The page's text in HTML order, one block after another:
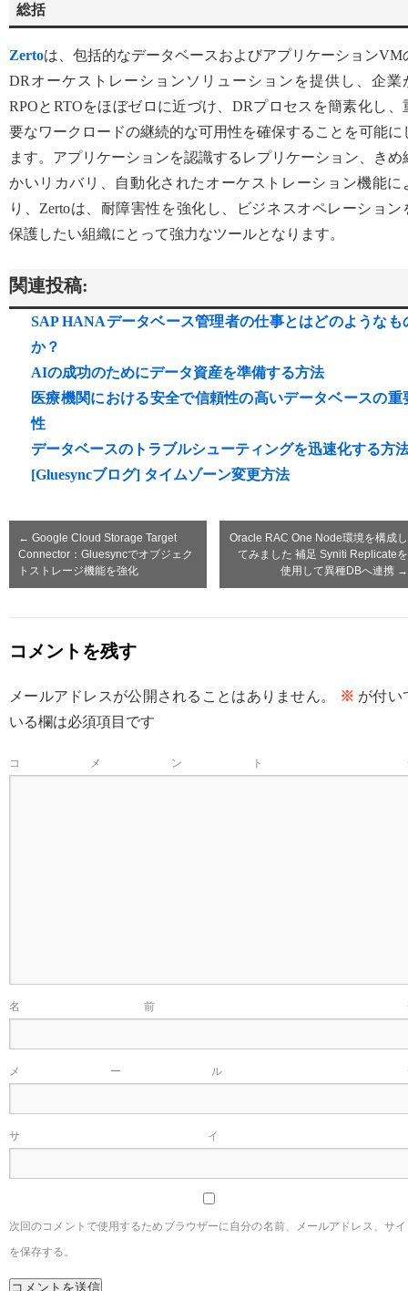
総括
Zertoは、包括的なデータベースおよびアプリケーションVM
DRオーケストレーションソリューションを提供し、企業
RPOとRTOをほぼゼロに近づけ、DRプロセスを簡素化し、
要なワークロードの継続的な可用性を確保することを可能に
ます。アプリケーションを認識するレプリケーション、きめ
かいリカバリ、自動化されたオーケストレーション機能に
り、Zertoは、耐障害性を強化し、ビジネスオペレーション
保護したい組織にとって強力なツールとなります。
関連投稿:
SAP HANAデータベース管理者の仕事とはどのようなも
か？
AIの成功のためにデータ資産を準備する方法
医療機関における安全で信頼性の高いデータベースの重
性
データベースのトラブルシューティングを迅速化する方
[Gluesyncブログ] タイムゾーン変更方法
← Google Cloud Storage Target
Connector：Gluesyncでオブジェク
トストレージ機能を強化
Oracle RAC One Node環境を構成し
てみました 補足 Syniti Replicateを
使用して異種DBへ連携 →
コメントを残す
メールアドレスが公開されることはありません。 ※ が付い
いる欄は必須項目です
コメント
名前
メール
サイ
次回のコメントで使用するためブラウザーに自分の名前、メールアドレス、サ
を保存する。